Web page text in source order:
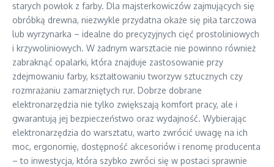
starych powłok z farby. Dla majsterkowiczów zajmujących się
obróbką drewna, niezwykle przydatna okaże się piła tarczowa
lub wyrzynarka – idealne do precyzyjnych cięć prostoliniowych
i krzywoliniowych. W żadnym warsztacie nie powinno również
zabraknąć opalarki, która znajduje zastosowanie przy
zdejmowaniu farby, kształtowaniu tworzyw sztucznych czy
rozmrażaniu zamarzniętych rur. Dobrze dobrane
elektronarzędzia nie tylko zwiększają komfort pracy, ale i
gwarantują jej bezpieczeństwo oraz wydajność. Wybierając
elektronarzędzia do warsztatu, warto zwrócić uwagę na ich
moc, ergonomię, dostępność akcesoriów i renomę producenta
– to inwestycja, która szybko zwróci się w postaci sprawnie